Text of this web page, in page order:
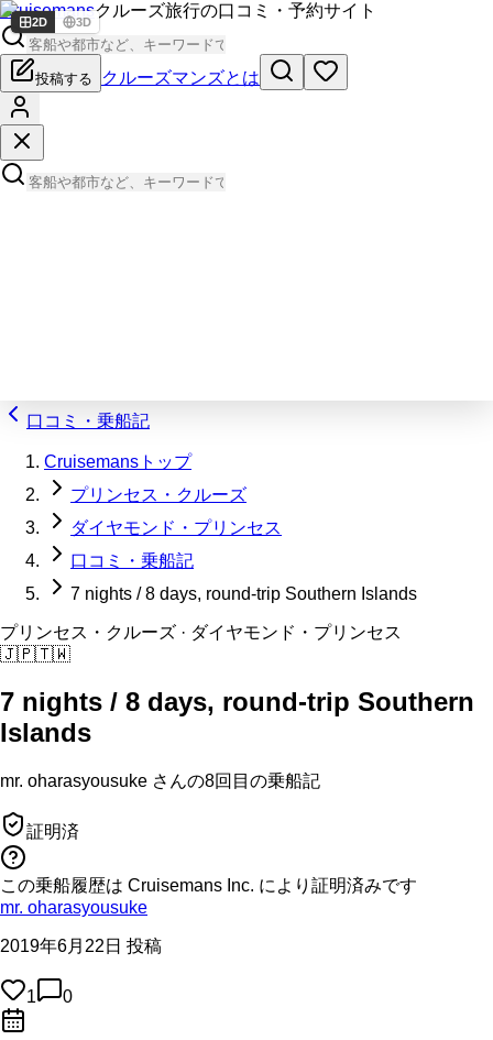
Cruisemansクルーズ旅行の口コミ・予約サイト
投稿する クルーズマンズとは
口コミ・乗船記
Cruisemansトップ
プリンセス・クルーズ
ダイヤモンド・プリンセス
口コミ・乗船記
7 nights / 8 days, round-trip Southern Islands
プリンセス・クルーズ · ダイヤモンド・プリンセス
🇯🇵🇹🇼
7 nights / 8 days, round-trip Southern
Islands
mr. oharasyousuke さんの8回目の乗船記
証明済
この乗船履歴は Cruisemans Inc. により証明済みです
mr. oharasyousuke
2019年6月22日 投稿
1 0
2D 3D